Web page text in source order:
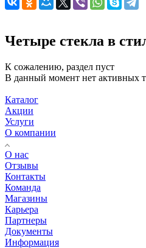
Четыре стекла в
К сожалению, раздел пуст
В данный момент нет активных
Каталог
Акции
Услуги
О компании
О нас
Отзывы
Контакты
Команда
Магазины
Карьера
Партнеры
Документы
Информация